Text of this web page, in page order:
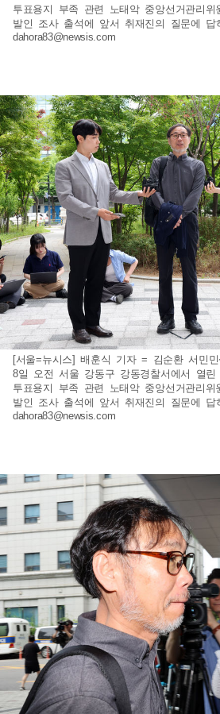
투표용지 부족 관련 노태악 중앙선거관리
발인 조사 출석에 앞서 취재진의 질문에 답
dahora83@newsis.com
[서울=뉴시스] 배훈식 기자 = 김순환 서민민
8일 오전 서울 강동구 강동경찰서에서 열린
투표용지 부족 관련 노태악 중앙선거관리
발인 조사 출석에 앞서 취재진의 질문에 답
dahora83@newsis.com